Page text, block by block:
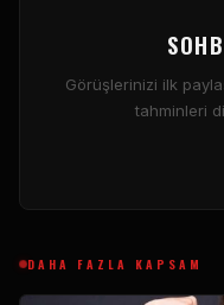
Görüşlerinizi ilk
tahminleri
DAHA FAZLA KAPSAM